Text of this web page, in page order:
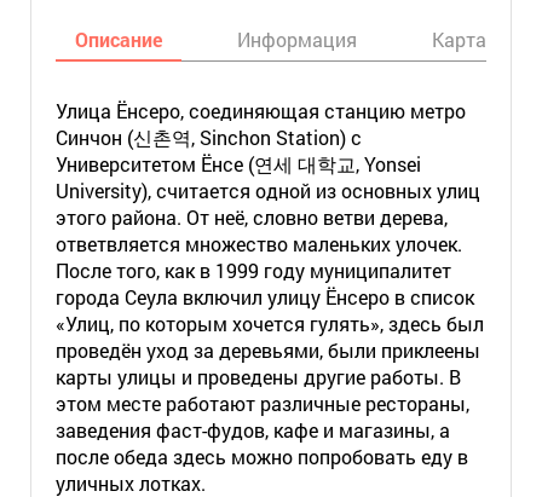
Описание Информация Карта
Улица Ёнсеро, соединяющая станцию метро
Синчон (신촌역, Sinchon Station) с
Университетом Ёнсе (연세 대학교, Yonsei
University), считается одной из основных улиц
этого района. От неё, словно ветви дерева,
ответвляется множество маленьких улочек.
После того, как в 1999 году муниципалитет
города Сеула включил улицу Ёнсеро в список
«Улиц, по которым хочется гулять», здесь был
проведён уход за деревьями, были приклеены
карты улицы и проведены другие работы. В
этом месте работают различные рестораны,
заведения фаст-фудов, кафе и магазины, а
после обеда здесь можно попробовать еду в
уличных лотках.